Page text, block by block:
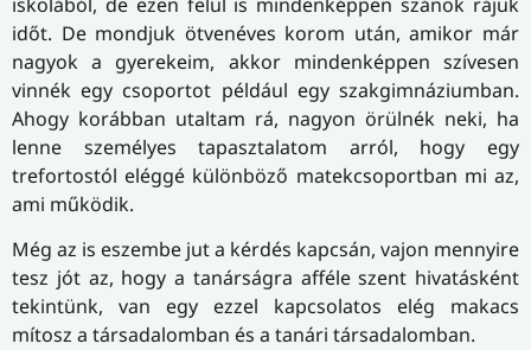
időt. De mondjuk ötvenéves korom után, amikor már
nagyok a gyerekeim, akkor mindenképpen szívesen
vinnék egy csoportot például egy szakgimnáziumban.
Ahogy korábban utaltam rá, nagyon örülnék neki, ha
lenne személyes tapasztalatom arról, hogy egy
trefortostól eléggé különböző matekcsoportban mi az,
ami működik.
Még az is eszembe jut a kérdés kapcsán, vajon mennyire
tesz jót az, hogy a tanárságra afféle szent hivatásként
tekintünk, van egy ezzel kapcsolatos elég makacs
mítosz a társadalomban és a tanári társadalomban.